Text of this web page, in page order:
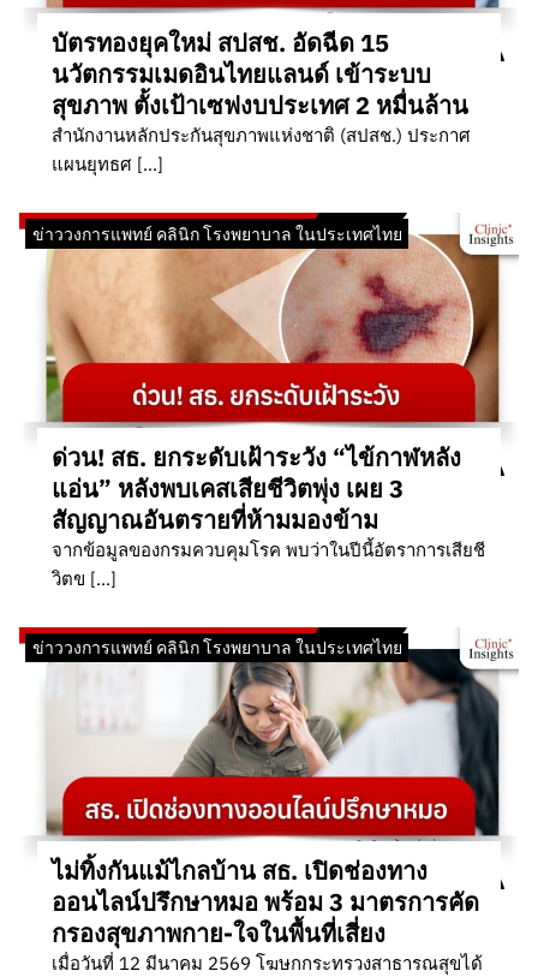
บัตรทองยุคใหม่ สปสช. อัดฉีด 15
นวัตกรรมเมดอินไทยแลนด์ เข้าระบบ
สุขภาพ ตั้งเป้าเซฟงบประเทศ 2 หมื่นล้าน
สำนักงานหลักประกันสุขภาพแห่งชาติ (สปสช.) ประกาศ
แผนยุทธศ […]
ข่าววงการแพทย์ คลินิก โรงพยาบาล ในประเทศไทย
ด่วน! สธ. ยกระดับเฝ้าระวัง “ไข้กาฬหลัง
แอ่น” หลังพบเคสเสียชีวิตพุ่ง เผย 3
สัญญาณอันตรายที่ห้ามมองข้าม
จากข้อมูลของกรมควบคุมโรค พบว่าในปีนี้อัตราการเสียชี
วิตข […]
ข่าววงการแพทย์ คลินิก โรงพยาบาล ในประเทศไทย
ไม่ทิ้งกันแม้ไกลบ้าน สธ. เปิดช่องทาง
ออนไลน์ปรึกษาหมอ พร้อม 3 มาตรการคัด
กรองสุขภาพกาย-ใจในพื้นที่เสี่ยง
เมื่อวันที่ 12 มีนาคม 2569 โฆษกกระทรวงสาธารณสุขได้